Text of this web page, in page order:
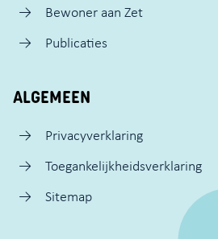
Bewoner aan Zet
Publicaties
ALGEMEEN
Privacyverklaring
Toegankelijkheidsverklaring
Sitemap